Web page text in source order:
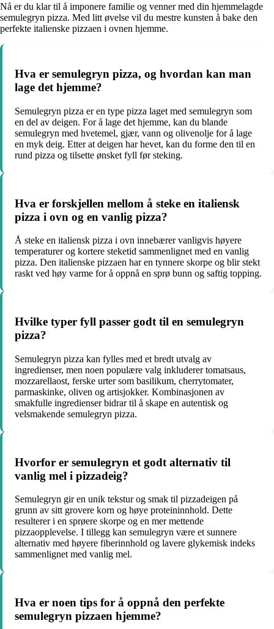
Nå er du klar til å imponere familie og venner med din hjemmelagde
semulegryn pizza. Med litt øvelse vil du mestre kunsten å bake den
perfekte italienske pizzaen i ovnen hjemme.
Hva er semulegryn pizza, og hvordan kan man
lage det hjemme?
Semulegryn pizza er en type pizza laget med semulegryn som
en del av deigen. For å lage det hjemme, kan du blande
semulegryn med hvetemel, gjær, vann og olivenolje for å lage
en myk deig. Etter at deigen har hevet, kan du forme den til en
rund pizza og tilsette ønsket fyll før steking.
Hva er forskjellen mellom å steke en italiensk
pizza i ovn og en vanlig pizza?
Å steke en italiensk pizza i ovn innebærer vanligvis høyere
temperaturer og kortere steketid sammenlignet med en vanlig
pizza. Den italienske pizzaen har en tynnere skorpe og blir stekt
raskt ved høy varme for å oppnå en sprø bunn og saftig topping.
Hvilke typer fyll passer godt til en semulegryn
pizza?
Semulegryn pizza kan fylles med et bredt utvalg av
ingredienser, men noen populære valg inkluderer tomatsaus,
mozzarellaost, ferske urter som basilikum, cherrytomater,
parmaskinke, oliven og artisjokker. Kombinasjonen av
smakfulle ingredienser bidrar til å skape en autentisk og
velsmakende semulegryn pizza.
Hvorfor er semulegryn et godt alternativ til
vanlig mel i pizzadeig?
Semulegryn gir en unik tekstur og smak til pizzadeigen på
grunn av sitt grovere korn og høye proteininnhold. Dette
resulterer i en sprøere skorpe og en mer mettende
pizzaopplevelse. I tillegg kan semulegryn være et sunnere
alternativ med høyere fiberinnhold og lavere glykemisk indeks
sammenlignet med vanlig mel.
Hva er noen tips for å oppnå den perfekte
semulegryn pizzaen hjemme?